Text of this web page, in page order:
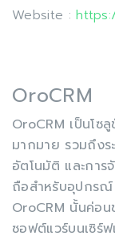
Website :
OroCRM
OroCRM เป็นโซ
มากมาย รวมถึงร
อัตโนมัติ และกา
ถือสำหรับอุปกร
OroCRM นั้นค่อ
ซอฟต์แวร์บนเซิร์